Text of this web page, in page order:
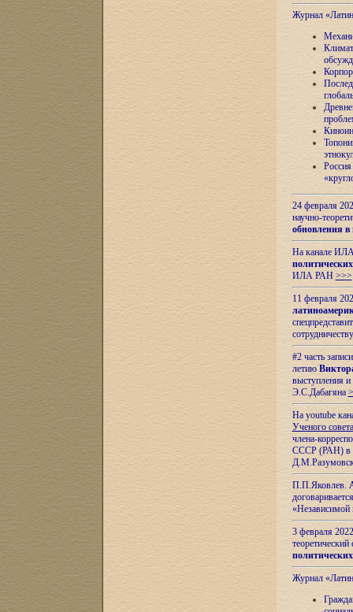
Журнал
24 февраля
научно-
обновления в
На канале
ИЛА РАН >>>
11 февраля
#2 часть
летию
выступления
Э.С.Дабагяна
На youtube
Ученого
члена-
СССР (РАН) в
П.П.Яковлев.
«Независимой
3 февраля
теоретический
Журнал